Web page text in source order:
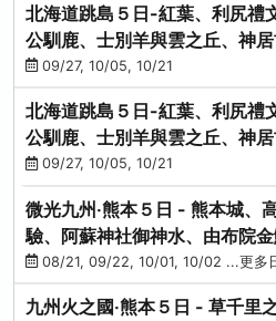
北海道跳島５日-紅葉、利尻禮
公馴鹿、士別羊與雲之丘、神
園、海膽涮涮鍋
09/27, 10/05, 10/21
北海道跳島５日-紅葉、利尻禮
公馴鹿、士別羊與雲之丘、神
園、海膽涮涮鍋
09/27, 10/05, 10/21
微光九州‧熊本５日 - 熊本城、
驗、阿蘇神社御神水、由布院
華海鮮盛宴
08/21, 09/22, 10/01, 10/02 ...更多
九州火之國‧熊本５日 - 草千里